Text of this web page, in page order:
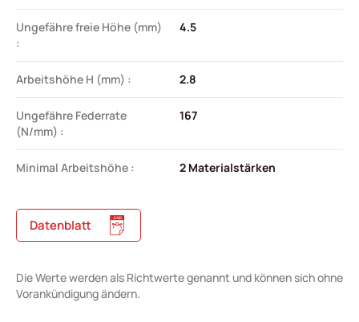
Ungefähre freie Höhe (mm)
:
4.5
Arbeitshöhe H (mm) : 2.8
Ungefähre Federrate
(N/mm) :
167
Minimal Arbeitshöhe : 2 Materialstärken
Datenblatt
Die Werte werden als Richtwerte genannt und können sich ohne
Vorankündigung ändern.